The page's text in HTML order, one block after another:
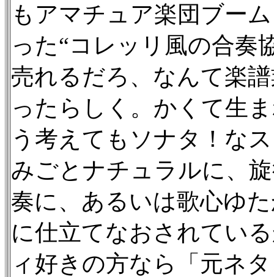
もアマチュア楽団ブー
った“コレッリ風の合奏
売れるだろ、なんて楽
ったらしく。かくて生
う考えてもソナタ！な
みごとナチュラルに、
奏に、あるいは歌心ゆ
に仕立てなおされてい
ィ好きの方なら「元ネ